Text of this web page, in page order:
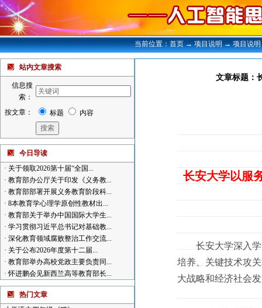
当前位置：首页 → 项目说明 → 项目说明
站内文章搜索
信息搜
索：
按文章：
标题 内容
今日导读
· 关于领取2026第十届“全国...
· 教育部办公厅关于印发《义务教...
· 教育部部署开展义务教育阶段科...
· 8本教育学心理学原创性教材出...
· 教育部关于举办中国国际大学生...
· 学习贯彻习近平总书记对基础教...
· 深化教育领域腐败整治工作交流...
· 关于公布2026年度第十二届...
· 教育部举办高校党政主要负责同...
· 怀进鹏会见新西兰高等教育部长...
热门文章
文章标题：
长安大学以服
长安大学深入学
培养、关键技术攻
大战略和经济社会